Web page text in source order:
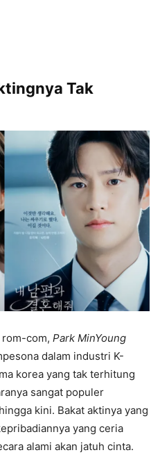
Tak
com, Park MinYoung
dalam industri K-
korea yang tak terhitung
sangat populer
kini. Bakat aktinya yang
yang ceria
alami akan jatuh cinta.